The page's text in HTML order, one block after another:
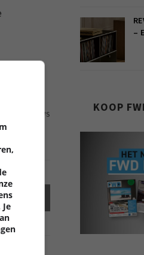
755 VIEWS
artikel
–
KOOP